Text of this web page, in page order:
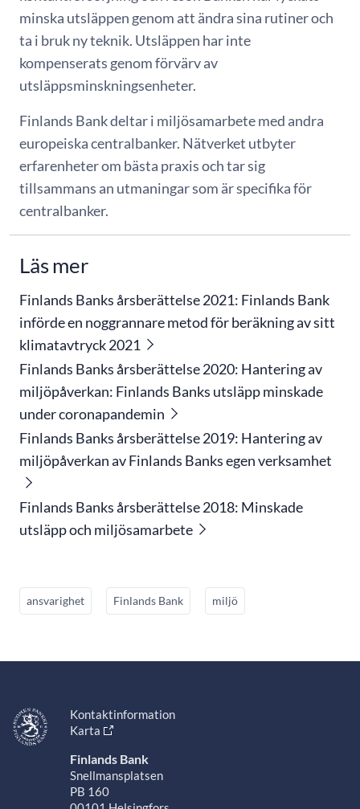
minska utsläppen genom att ändra sina rutiner och
ta i bruk ny teknik. Utsläppen har inte
kompenserats genom förvärv av
utsläppsminskningsenheter.
Finlands Bank deltar i miljösamarbete med andra
europeiska centralbanker. Nätverket utbyter
erfarenheter om bästa praxis och tar sig
tillsammans an utmaningar som är specifika för
centralbanker.
Läs mer
Finlands Banks årsberättelse 2021: Finlands Bank
införde en noggrannare metod för beräkning av sitt
klimatavtryck 2021
Finlands Banks årsberättelse 2020: Hantering av
miljöpåverkan: Finlands Banks utsläpp minskade
under coronapandemin
Finlands Banks årsberättelse 2019: Hantering av
miljöpåverkan av Finlands Banks egen verksamhet
Finlands Banks årsberättelse 2018: Minskade
utsläpp och miljösamarbete
ansvarighet Finlands Bank miljö
Kontaktinformation
Karta
Finlands Bank
Snellmansplatsen
PB 160